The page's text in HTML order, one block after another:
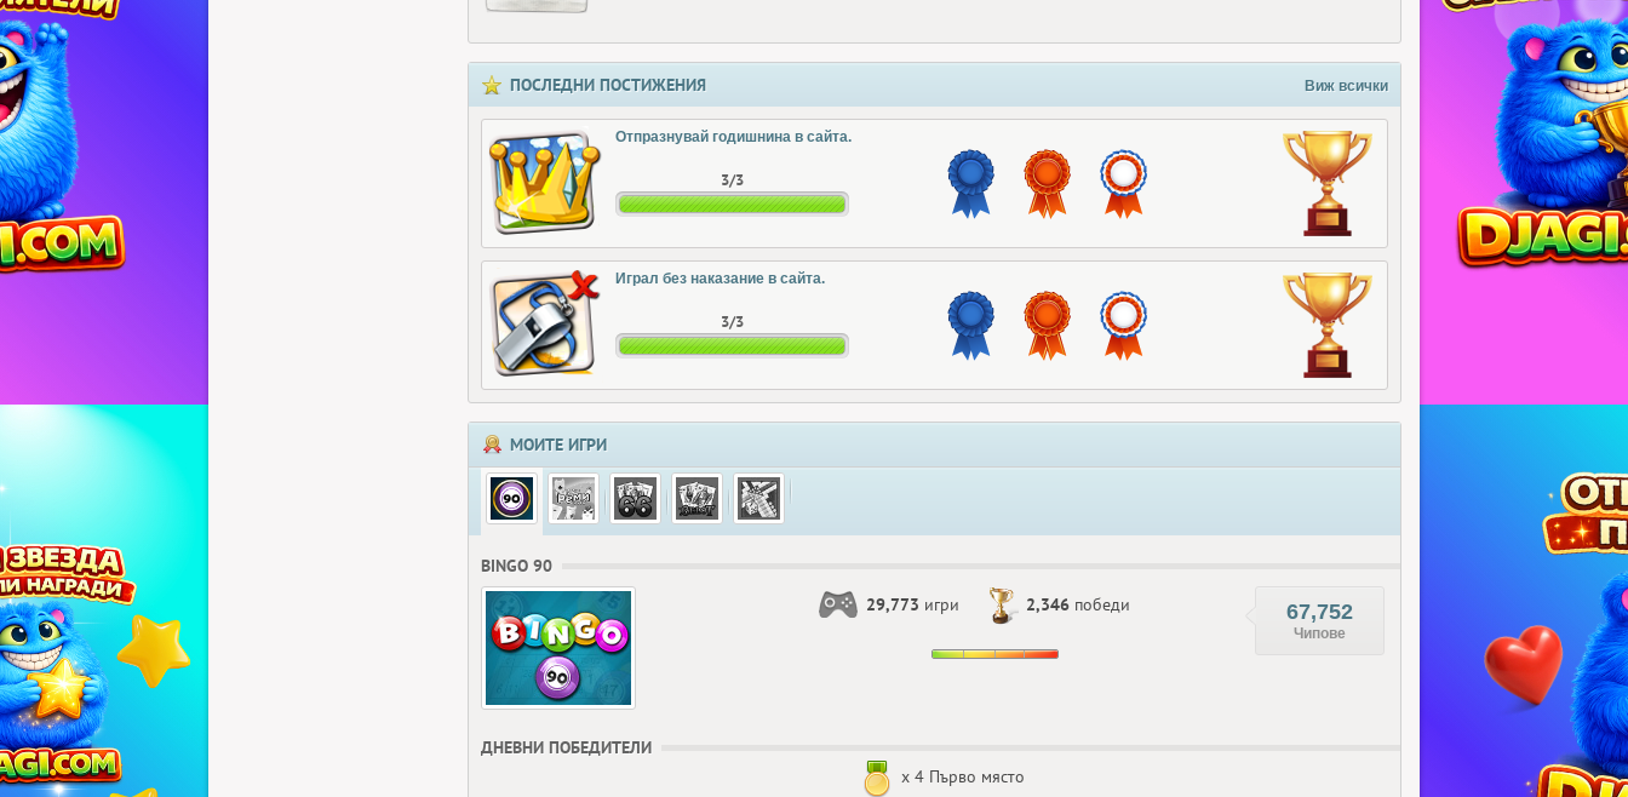
ПОСЛЕДНИ ПОСТИЖЕНИЯ Виж всички
Отпразнувай годишнина в сайта.
3/3
Играл без наказание в сайта.
3/3
МОИТЕ ИГРИ
BINGO 90
29,773 игри 2,346 победи 67,752
Чипове
ДНЕВНИ ПОБЕДИТЕЛИ
x 4 Първо място